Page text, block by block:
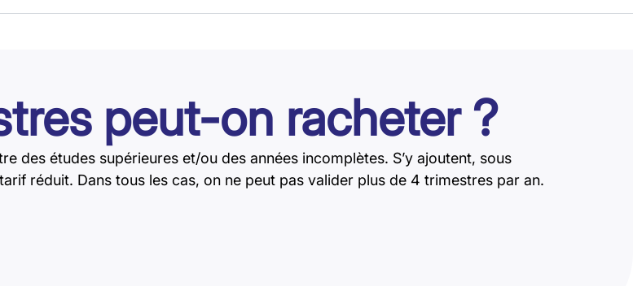
peut-on racheter ?
des études supérieures et/ou des années incomplètes. S’y ajoutent, sous
réduit. Dans tous les cas, on ne peut pas valider plus de 4 trimestres par an.